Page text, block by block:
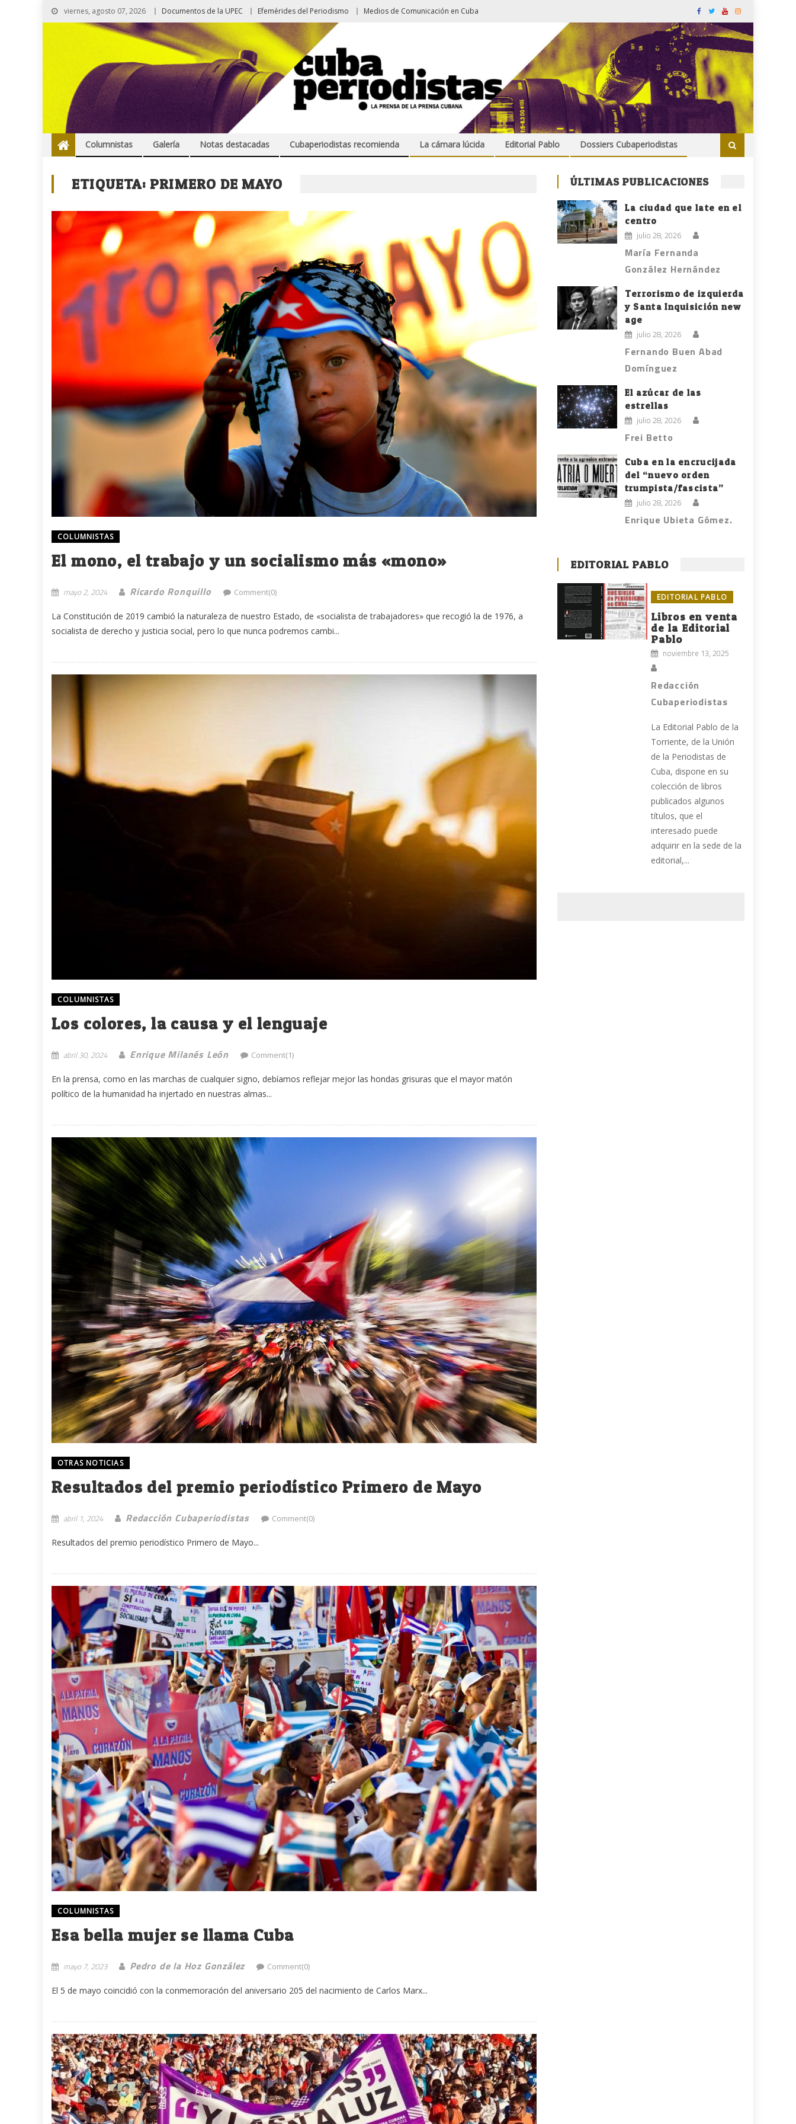
viernes, agosto 07, 2026 Documentos de la UPEC Efemérides del Periodismo Medios de Comunicación en Cuba
Columnistas Galería Notas destacadas Cubaperiodistas recomienda La cámara lúcida Editorial Pablo Dossiers Cubaperiodistas
ETIQUETA: PRIMERO DE MAYO
COLUMNISTAS
El mono, el trabajo y un socialismo más «mono»
mayo 2, 2024 Ricardo Ronquillo Comment(0)
La Constitución de 2019 cambió la naturaleza de nuestro Estado, de «socialista de trabajadores» que recogió la de 1976, a
socialista de derecho y justicia social, pero lo que nunca podremos cambi...
COLUMNISTAS
Los colores, la causa y el lenguaje
abril 30, 2024 Enrique Milanés León Comment(1)
En la prensa, como en las marchas de cualquier signo, debíamos reflejar mejor las hondas grisuras que el mayor matón
político de la humanidad ha injertado en nuestras almas...
OTRAS NOTICIAS
Resultados del premio periodístico Primero de Mayo
abril 1, 2024 Redacción Cubaperiodistas Comment(0)
Resultados del premio periodístico Primero de Mayo...
COLUMNISTAS
Esa bella mujer se llama Cuba
mayo 7, 2023 Pedro de la Hoz González Comment(0)
El 5 de mayo coincidió con la conmemoración del aniversario 205 del nacimiento de Carlos Marx...
ÚLTIMAS PUBLICACIONES
La ciudad que late en el
centro
julio 28, 2026
María Fernanda
González Hernández
Terrorismo de izquierda
y Santa Inquisición new
age
julio 28, 2026
Fernando Buen Abad
Domínguez
El azúcar de las
estrellas
julio 28, 2026
Frei Betto
Cuba en la encrucijada
del “nuevo orden
trumpista/fascista”
julio 28, 2026
Enrique Ubieta Gómez.
EDITORIAL PABLO
EDITORIAL PABLO
Libros en venta
de la Editorial
Pablo
noviembre 13, 2025
Redacción
Cubaperiodistas
La Editorial Pablo de la
Torriente, de la Unión
de la Periodistas de
Cuba, dispone en su
colección de libros
publicados algunos
títulos, que el
interesado puede
adquirir en la sede de la
editorial,...